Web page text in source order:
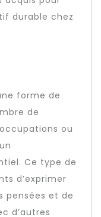
durable chez
forme de
de
ou
Ce type de
d’exprimer
pensées et de
d’autres